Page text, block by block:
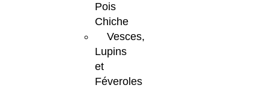
Pois
Chiche
Vesces,
Lupins
et
Féveroles